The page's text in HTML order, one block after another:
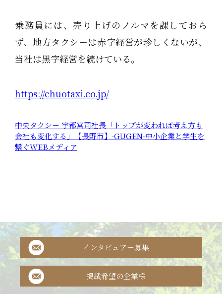
乗務員には、売り上げのノルマを課しておら
ず、地方タクシーは赤字経営が珍しくないが、
当社は黒字経営を続けている。
https://chuotaxi.co.jp/
中央タクシー 宇都宮司社長「トップが変われば考え方も
会社も変化する」【長野市】-GUGEN-中小企業と学生を
繋ぐWEBメディア
インタビュアー募集
掲載希望の企業様